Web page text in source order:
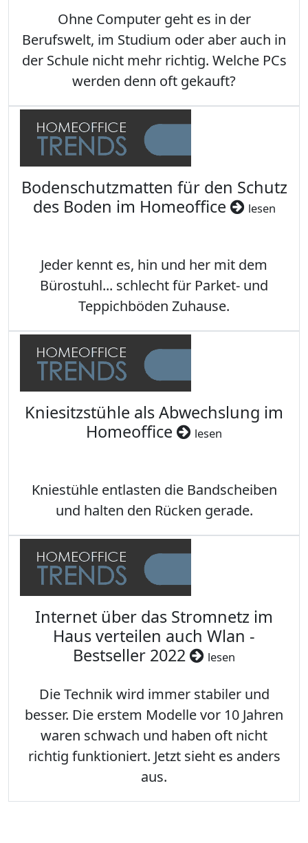
Ohne Computer geht es in der
Berufswelt, im Studium oder aber auch in
der Schule nicht mehr richtig. Welche PCs
werden denn oft gekauft?
Bodenschutzmatten für den Schutz
des Boden im Homeoffice
lesen
Jeder kennt es, hin und her mit dem
Bürostuhl... schlecht für Parket- und
Teppichböden Zuhause.
Kniesitzstühle als Abwechslung im
Homeoffice
lesen
Kniestühle entlasten die Bandscheiben
und halten den Rücken gerade.
Internet über das Stromnetz im
Haus verteilen auch Wlan -
Bestseller 2022
lesen
Die Technik wird immer stabiler und
besser. Die erstem Modelle vor 10 Jahren
waren schwach und haben oft nicht
richtig funktioniert. Jetzt sieht es anders
aus.